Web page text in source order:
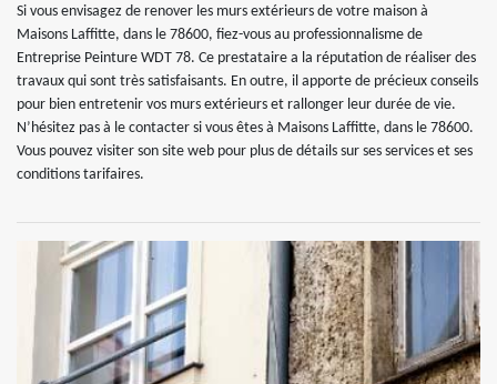
Si vous envisagez de renover les murs extérieurs de votre maison à
Maisons Laffitte, dans le 78600, fiez-vous au professionnalisme de
Entreprise Peinture WDT 78. Ce prestataire a la réputation de réaliser des
travaux qui sont très satisfaisants. En outre, il apporte de précieux conseils
pour bien entretenir vos murs extérieurs et rallonger leur durée de vie.
N’hésitez pas à le contacter si vous êtes à Maisons Laffitte, dans le 78600.
Vous pouvez visiter son site web pour plus de détails sur ses services et ses
conditions tarifaires.